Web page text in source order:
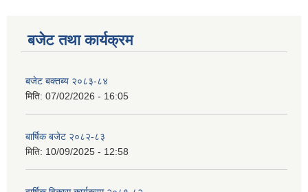
बजेट तथा कार्यक्रम
बजेट बक्तब्य २०८३-८४
मिति: 07/02/2026 - 16:05
बार्षिक बजेट २०८२-८३
मिति: 10/09/2025 - 12:58